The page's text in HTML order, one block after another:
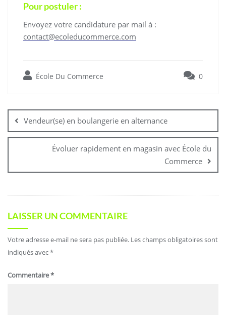
Pour postuler :
Envoyez votre candidature par mail à :
contact@ecoleducommerce.com
École Du Commerce 0
Vendeur(se) en boulangerie en alternance
Évoluer rapidement en magasin avec École du
Commerce
LAISSER UN COMMENTAIRE
Votre adresse e-mail ne sera pas publiée. Les champs obligatoires sont
indiqués avec*
Commentaire*